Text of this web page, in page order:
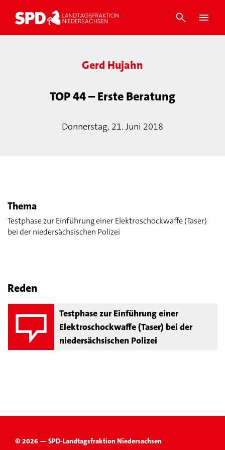
Gerd Hujahn
TOP 44 – Erste Beratung
Donnerstag, 21. Juni 2018
Thema
Testphase zur Einführung einer Elektroschockwaffe (Taser)
bei der niedersächsischen Polizei
Reden
Testphase zur Einführung einer
Elektroschockwaffe (Taser) bei der
niedersächsischen Polizei
© 2026 — SPD-Landtagsfraktion Niedersachsen